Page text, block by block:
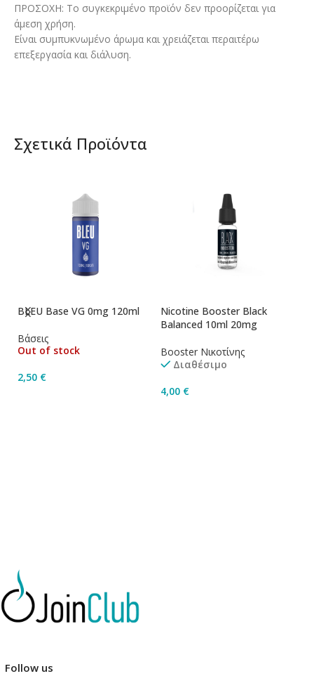
ΠΡΟΣΟΧΗ: Το συγκεκριμένο προϊόν δεν προορίζεται για
άμεση χρήση.
Είναι συμπυκνωμένο άρωμα και χρειάζεται περαιτέρω
επεξεργασία και διάλυση.
Σχετικά Προϊόντα
BLEU Base VG 0mg 120ml
Βάσεις
Out of stock
2,50 €
Nicotine Booster Black
Balanced 10ml 20mg
Booster Νικοτίνης
Διαθέσιμο
4,00 €
Follow us